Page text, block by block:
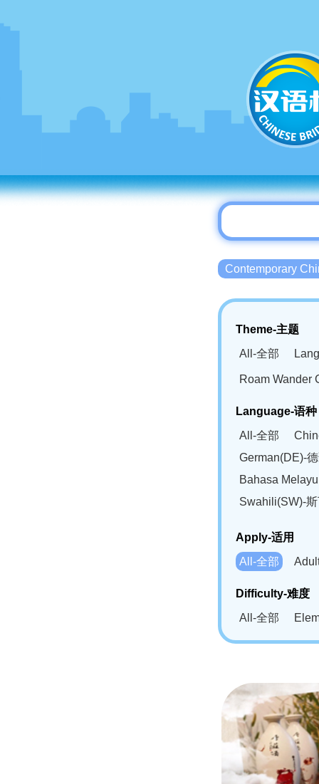
Contemporary
Theme-主题
All-全部
Roam Wander
Language-语种
All-全部
German(DE)-
Bahasa
Swahili(SW)-
Apply-适用
All-全部
Difficulty-难度
All-全部